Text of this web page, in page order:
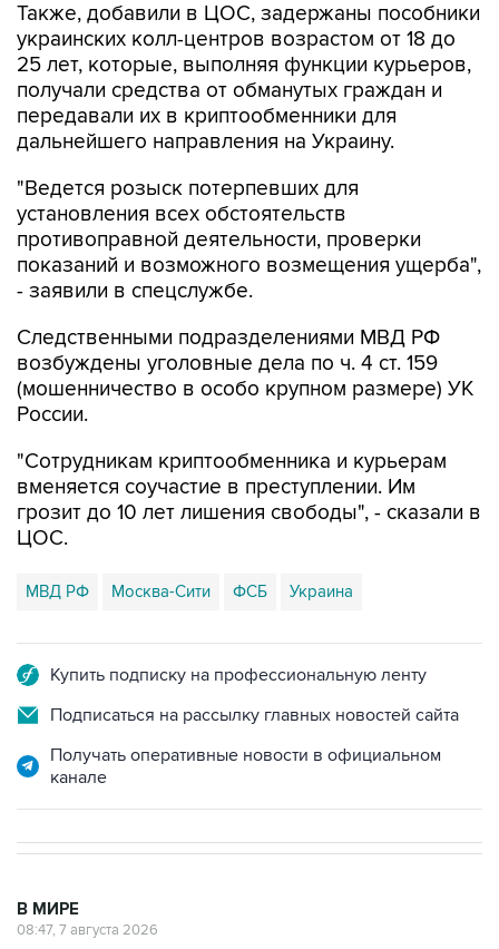
Также, добавили в ЦОС, задержаны пособники
украинских колл-центров возрастом от 18 до
25 лет, которые, выполняя функции курьеров,
получали средства от обманутых граждан и
передавали их в криптообменники для
дальнейшего направления на Украину.
"Ведется розыск потерпевших для
установления всех обстоятельств
противоправной деятельности, проверки
показаний и возможного возмещения ущерба",
- заявили в спецслужбе.
Следственными подразделениями МВД РФ
возбуждены уголовные дела по ч. 4 ст. 159
(мошенничество в особо крупном размере) УК
России.
"Сотрудникам криптообменника и курьерам
вменяется соучастие в преступлении. Им
грозит до 10 лет лишения свободы", - сказали в
ЦОС.
МВД РФ Москва-Сити ФСБ Украина
Купить подписку на профессиональную ленту
Подписаться на рассылку главных новостей сайта
Получать оперативные новости в официальном
канале
В МИРЕ
08:47, 7 августа 2026